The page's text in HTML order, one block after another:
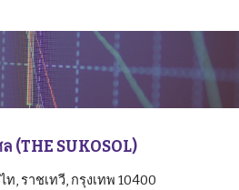
(THE SUKOSOL)
, ราชเทวี, กรุงเทพ 10400